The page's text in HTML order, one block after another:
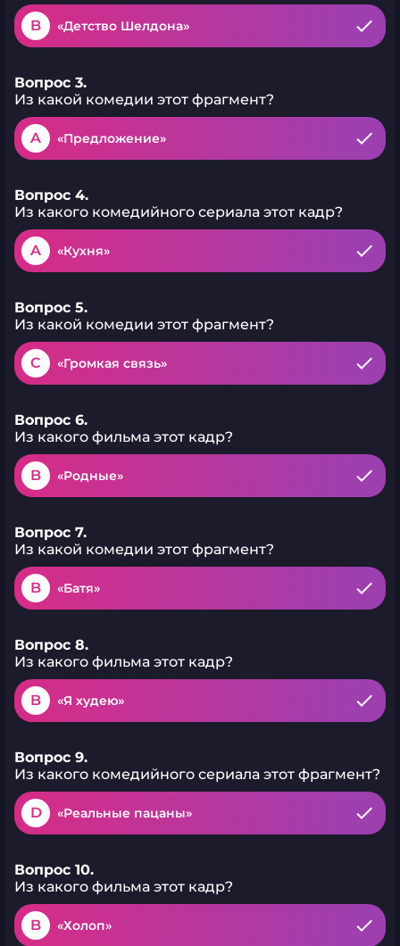
B «Детство Шелдона»
Вопрос 3.
Из какой комедии этот фрагмент?
A «Предложение»
Вопрос 4.
Из какого комедийного сериала этот кадр?
A «Кухня»
Вопрос 5.
Из какой комедии этот фрагмент?
C «Громкая связь»
Вопрос 6.
Из какого фильма этот кадр?
B «Родные»
Вопрос 7.
Из какой комедии этот фрагмент?
B «Батя»
Вопрос 8.
Из какого фильма этот кадр?
B «Я худею»
Вопрос 9.
Из какого комедийного сериала этот фрагмент?
D «Реальные пацаны»
Вопрос 10.
Из какого фильма этот кадр?
B «Холоп»